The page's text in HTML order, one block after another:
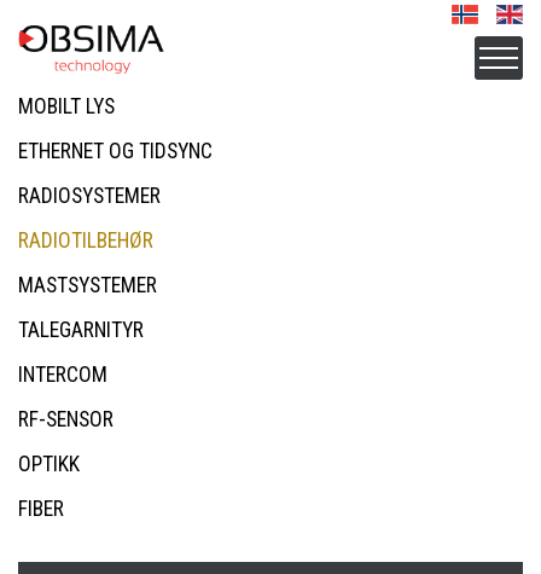
MOBILT LYS
ETHERNET OG TIDSYNC
RADIOSYSTEMER
RADIOTILBEHØR
MASTSYSTEMER
TALEGARNITYR
INTERCOM
RF-SENSOR
OPTIKK
FIBER